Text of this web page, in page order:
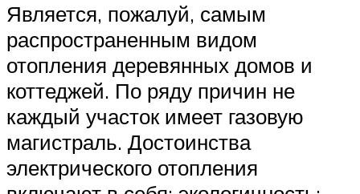
Является, пожалуй, самым
распространенным видом
отопления деревянных домов и
коттеджей. По ряду причин не
каждый участок имеет газовую
магистраль. Достоинства
электрического отопления